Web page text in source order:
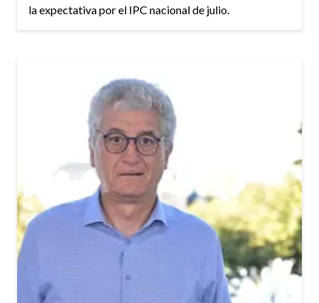
la expectativa por el IPC nacional de julio.